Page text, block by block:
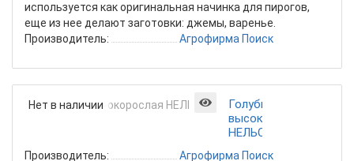
используется как оригинальная начинка для пирогов,
еще из нее делают заготовки: джемы, варенье.
Производитель:
Агрофирма Поиск
Нет в наличии
Голубика
высокорослая
НЕЛЬСОН
Производитель: Агрофирма Поиск